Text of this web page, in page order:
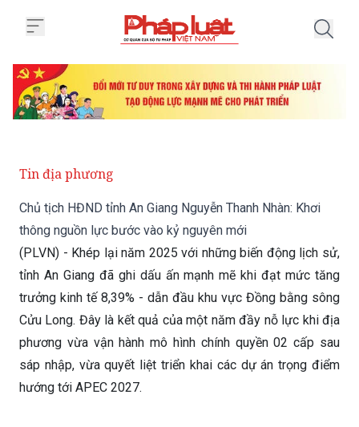
Tin địa phương
Chủ tịch HĐND tỉnh An Giang Nguyễn Thanh Nhàn: Khơi
thông nguồn lực bước vào kỷ nguyên mới
(PLVN) - Khép lại năm 2025 với những biến động lịch sử,
tỉnh An Giang đã ghi dấu ấn mạnh mẽ khi đạt mức tăng
trưởng kinh tế 8,39% - dẫn đầu khu vực Đồng bằng sông
Cửu Long. Đây là kết quả của một năm đầy nỗ lực khi địa
phương vừa vận hành mô hình chính quyền 02 cấp sau
sáp nhập, vừa quyết liệt triển khai các dự án trọng điểm
hướng tới APEC 2027.